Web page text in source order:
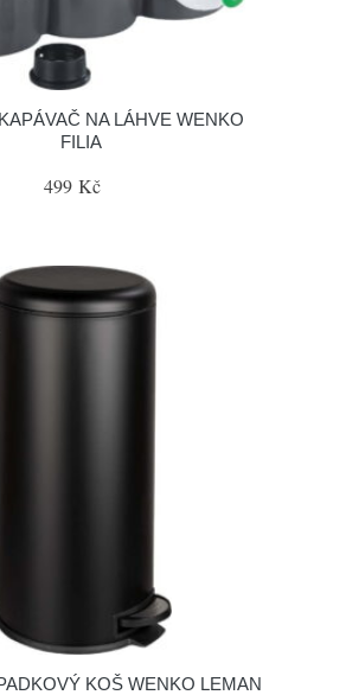
NA LÁHVE WENKO
FILIA
499 Kč
KOŠ WENKO LEMAN